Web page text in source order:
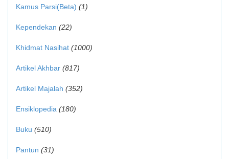
Kamus Parsi(Beta) (1)
Kependekan (22)
Khidmat Nasihat (1000)
Artikel Akhbar (817)
Artikel Majalah (352)
Ensiklopedia (180)
Buku (510)
Pantun (31)